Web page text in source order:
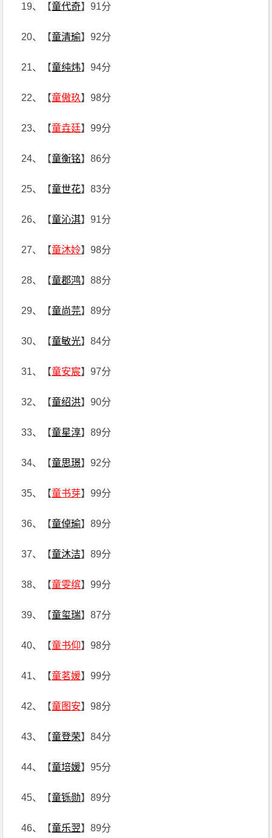
19、【童代奇】91分
20、【童清瑜】92分
21、【童纯炜】94分
22、【童傲玖】98分
23、【童垚廷】99分
24、【童衡铭】86分
25、【童世花】83分
26、【童沁淇】91分
27、【童沐姈】98分
28、【童郡鸿】88分
29、【童尚芫】89分
30、【童敏光】84分
31、【童安宸】97分
32、【童绍洪】90分
33、【童星淳】89分
34、【童思璟】92分
35、【童书芽】99分
36、【童倬瑜】89分
37、【童沐洁】89分
38、【童雯缤】99分
39、【童玺瑞】87分
40、【童书仰】98分
41、【童茗媛】99分
42、【童图安】98分
43、【童登荣】84分
44、【童培媛】95分
45、【童铄勋】89分
46、【童乐翌】89分